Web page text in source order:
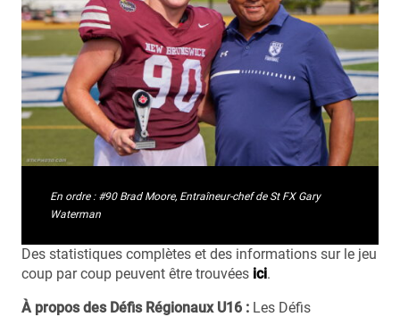
En ordre : #90 Brad Moore, Entraîneur-chef de St FX Gary
Waterman
Des statistiques complètes et des informations sur le jeu
coup par coup peuvent être trouvées ici.
À propos des Défis Régionaux U16 : Les Défis